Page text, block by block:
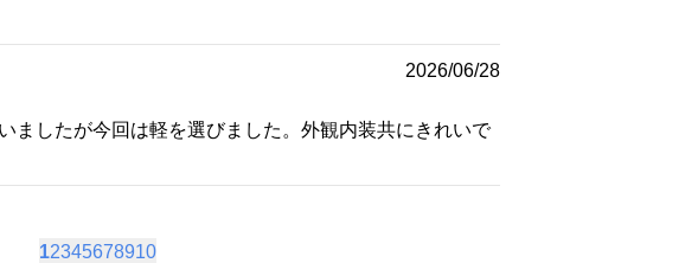
2026/06/28
ましたが今回は軽を選びました。外観内装共にきれいで
12345678910